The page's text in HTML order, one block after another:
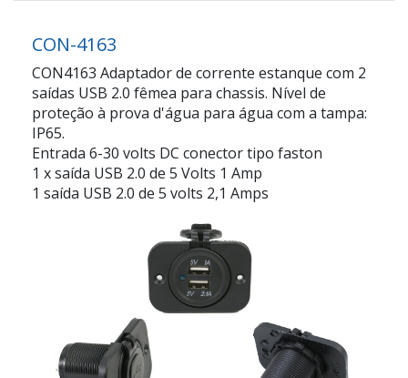
CON-4163
CON4163 Adaptador de corrente estanque com 2
saídas USB 2.0 fêmea para chassis. Nível de
proteção à prova d'água para água com a tampa:
IP65.
Entrada 6-30 volts DC conector tipo faston
1 x saída USB 2.0 de 5 Volts 1 Amp
1 saída USB 2.0 de 5 volts 2,1 Amps